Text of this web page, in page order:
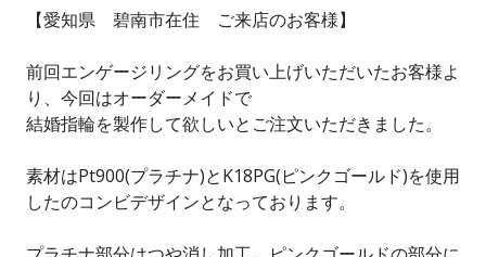
【愛知県 碧南市在住 ご来店のお客様】
前回エンゲージリングをお買い上げいただいたお客様よ
り、今回はオーダーメイドで
結婚指輪を製作して欲しいとご注文いただきました。
素材はPt900(プラチナ)とK18PG(ピンクゴールド)を使用
したのコンビデザインとなっております。